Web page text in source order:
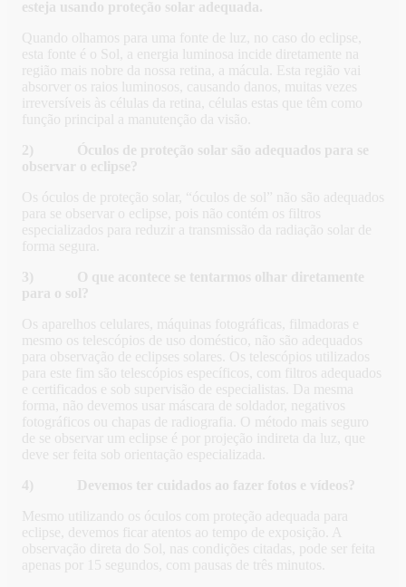
esteja usando proteção solar adequada.
Quando olhamos para uma fonte de luz, no caso do eclipse,
esta fonte é o Sol, a energia luminosa incide diretamente na
região mais nobre da nossa retina, a mácula. Esta região vai
absorver os raios luminosos, causando danos, muitas vezes
irreversíveis às células da retina, células estas que têm como
função principal a manutenção da visão.
2) Óculos de proteção solar são adequados para se
observar o eclipse?
Os óculos de proteção solar, “óculos de sol” não são adequados
para se observar o eclipse, pois não contém os filtros
especializados para reduzir a transmissão da radiação solar de
forma segura.
3) O que acontece se tentarmos olhar diretamente
para o sol?
Os aparelhos celulares, máquinas fotográficas, filmadoras e
mesmo os telescópios de uso doméstico, não são adequados
para observação de eclipses solares. Os telescópios utilizados
para este fim são telescópios específicos, com filtros adequados
e certificados e sob supervisão de especialistas. Da mesma
forma, não devemos usar máscara de soldador, negativos
fotográficos ou chapas de radiografia. O método mais seguro
de se observar um eclipse é por projeção indireta da luz, que
deve ser feita sob orientação especializada.
4) Devemos ter cuidados ao fazer fotos e vídeos?
Mesmo utilizando os óculos com proteção adequada para
eclipse, devemos ficar atentos ao tempo de exposição. A
observação direta do Sol, nas condições citadas, pode ser feita
apenas por 15 segundos, com pausas de três minutos.